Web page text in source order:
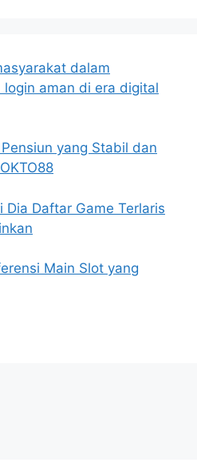
dalam
aman di era digital
yang Stabil dan
Dia Daftar Game Terlaris
Main Slot yang